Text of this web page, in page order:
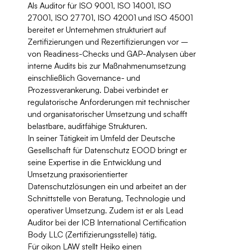
Als Auditor für ISO 9001, ISO 14001, ISO
27001, ISO 27701, ISO 42001 und ISO 45001
bereitet er Unternehmen strukturiert auf
Zertifizierungen und Rezertifizierungen vor –
von Readiness-Checks und GAP-Analysen über
interne Audits bis zur Maßnahmenumsetzung
einschließlich Governance- und
Prozessverankerung. Dabei verbindet er
regulatorische Anforderungen mit technischer
und organisatorischer Umsetzung und schafft
belastbare, auditfähige Strukturen.
In seiner Tätigkeit im Umfeld der Deutsche
Gesellschaft für Datenschutz EOOD bringt er
seine Expertise in die Entwicklung und
Umsetzung praxisorientierter
Datenschutzlösungen ein und arbeitet an der
Schnittstelle von Beratung, Technologie und
operativer Umsetzung. Zudem ist er als Lead
Auditor bei der ICB International Certification
Body LLC (Zertifizierungsstelle) tätig.
Für oikon LAW stellt Heiko einen